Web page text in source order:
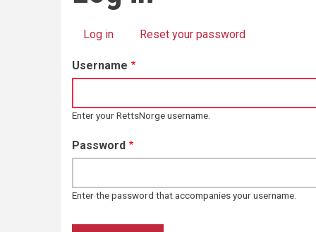
tabs
Log in (active tab)
Reset your password
Username
Enter your RettsNorge username.
Password
Enter the password that accompanies your username.